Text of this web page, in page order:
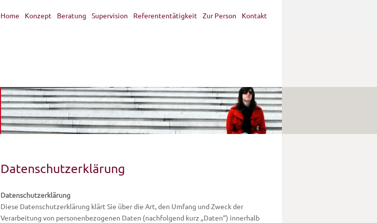
Home Konzept Beratung Supervision Referententätigkeit Zur Person Kontakt
Datenschutzerklärung
Datenschutzerklärung
Diese Datenschutzerklärung klärt Sie über die Art, den Umfang und Zweck der
Verarbeitung von personenbezogenen Daten (nachfolgend kurz „Daten“) innerhalb